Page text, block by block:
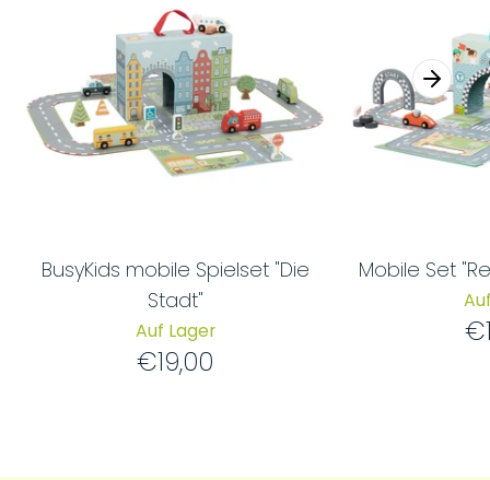
BusyKids mobile Spielset "Die
Stadt"
Auf Lager
€19,00
Mobile Set